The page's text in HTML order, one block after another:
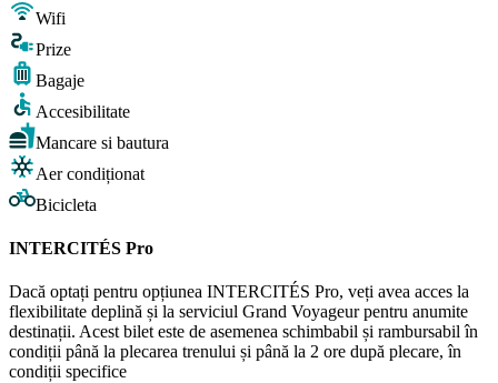
Wifi
Prize
Bagaje
Accesibilitate
Mancare si bautura
Aer condiționat
Bicicleta
INTERCITÉS Pro
Dacă optați pentru opțiunea INTERCITÉS Pro, veți avea acces la
flexibilitate deplină și la serviciul Grand Voyageur pentru anumite
destinații. Acest bilet este de asemenea schimbabil și rambursabil în
condiții până la plecarea trenului și până la 2 ore după plecare, în
condiții specifice